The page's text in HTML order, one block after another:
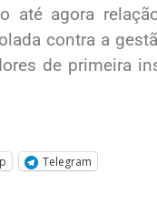
até agora
contra a
de primeira
Telegram